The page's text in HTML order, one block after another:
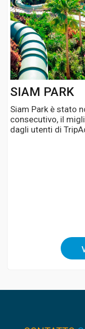
SIAM PARK
Siam Park è stato
consecutivo, il
dagli utenti di